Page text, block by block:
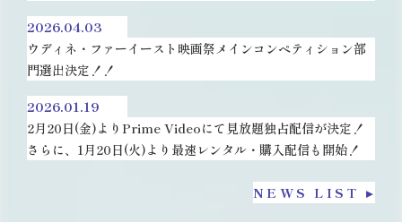
2026.04.03
ウディネ・ファーイースト映画祭メインコンペティション部
門選出決定！！
2026.01.19
2月20日(金)よりPrime Videoにて見放題独占配信が決定！
さらに、1月20日(火)より最速レンタル・購入配信も開始！
NEWS LIST ▸